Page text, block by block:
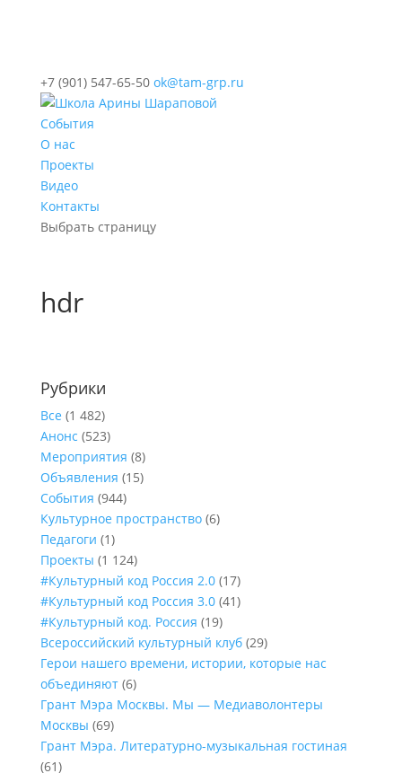
+7 (901) 547-65-50 ok@tam-grp.ru
События
О нас
Проекты
Видео
Контакты
Выбрать страницу
hdr
Рубрики
Все (1 482)
Анонс (523)
Мероприятия (8)
Объявления (15)
События (944)
Культурное пространство(6)
Педагоги (1)
Проекты (1 124)
#Культурный код Россия 2.0(17)
#Культурный код Россия 3.0(41)
#Культурный код. Россия (19)
Всероссийский культурный клуб(29)
Герои нашего времени, истории, которые нас
объединяют(6)
Грант Мэра Москвы. Мы — Медиаволонтеры
Москвы (69)
Грант Мэра. Литературно-музыкальная гостиная
(61)